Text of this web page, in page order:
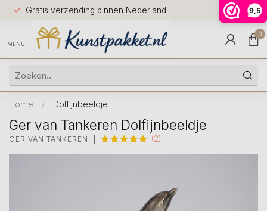
9,5
Gratis verzending binnen Nederland
Voor
huis
9.5
MENU
0
Home / Dolfijnbeeldje
Ger van Tankeren Dolfijnbeeldje
GER VAN TANKEREN (2)